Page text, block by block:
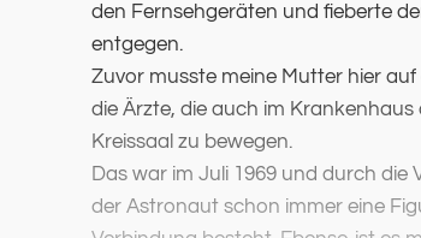
den Fernsehgeräten und fieberte
entgegen.
Zuvor musste meine Mutter hier
die Ärzte, die auch im
Kreissaal zu bewegen.
Das war im Juli 1969 und durch
der Astronaut schon immer eine